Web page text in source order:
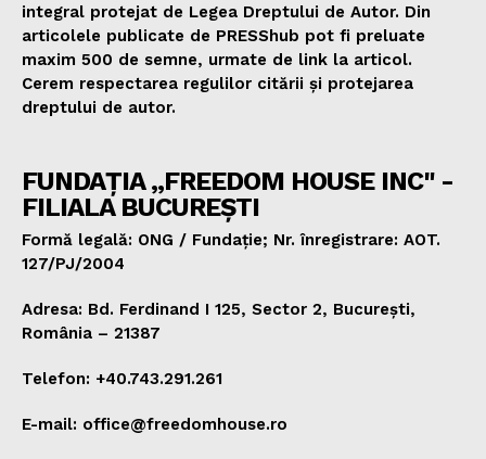
integral protejat de Legea Dreptului de Autor. Din
articolele publicate de PRESShub pot fi preluate
maxim 500 de semne, urmate de link la articol.
Cerem respectarea regulilor citării și protejarea
dreptului de autor.
FUNDAȚIA „FREEDOM HOUSE INC" -
FILIALA BUCUREȘTI
Formă legală: ONG / Fundație; Nr. înregistrare: AOT.
127/PJ/2004
Adresa: Bd. Ferdinand I 125, Sector 2, București,
România – 21387
Telefon: +40.743.291.261
E-mail: office@freedomhouse.ro